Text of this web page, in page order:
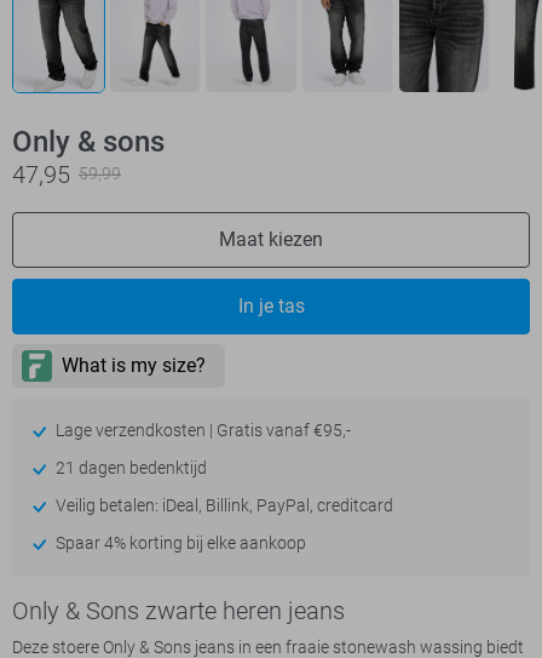
Only & sons
47,95 59,99
Maat kiezen
In je tas
Lage verzendkosten | Gratis vanaf €95,-
21 dagen bedenktijd
Veilig betalen: iDeal, Billink, PayPal, creditcard
Spaar 4% korting bij elke aankoop
Only & Sons zwarte heren jeans
Deze stoere Only & Sons jeans in een fraaie stonewash wassing biedt